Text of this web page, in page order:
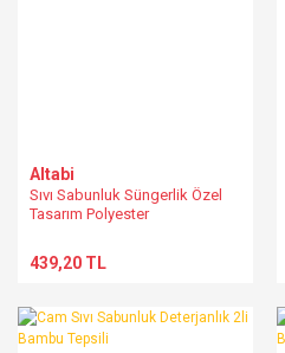
Altabi
Sıvı Sabunluk Süngerlik Özel
Tasarım Polyester
439,20 TL